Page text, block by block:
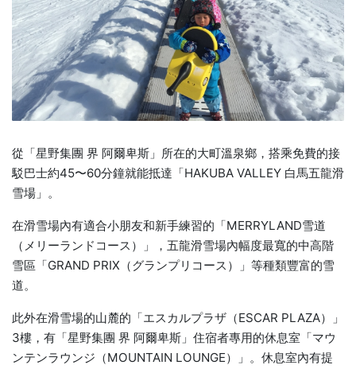
從「星野集團 界 阿爾卑斯」所在的大町溫泉鄉，搭乘免費的接
駁巴士約45〜60分鐘就能抵達「HAKUBA VALLEY 白馬五龍滑
雪場」。
在滑雪場內有適合小朋友和新手練習的「MERRYLAND雪道
（メリーランドコース）」，五龍滑雪場內幅度最寬的中高階
雪區「GRAND PRIX（グランプリコース）」等種類豐富的雪
道。
此外在滑雪場的山麓的「エスカルプラザ（ESCAR PLAZA）」
3樓，有「星野集團 界 阿爾卑斯」住宿者專用的休息室「マウ
ンテンラウンジ（MOUNTAIN LOUNGE）」。休息室內有提